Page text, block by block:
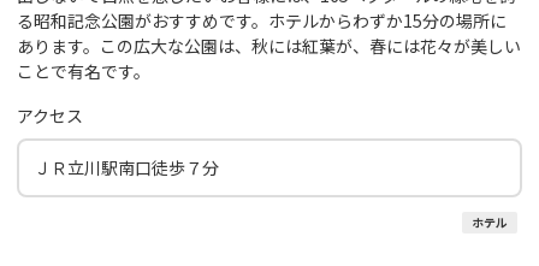
る昭和記念公園がおすすめです。ホテルからわずか15分の場所に
あります。この広大な公園は、秋には紅葉が、春には花々が美しい
ことで有名です。
アクセス
ＪＲ立川駅南口徒歩７分
ホテル